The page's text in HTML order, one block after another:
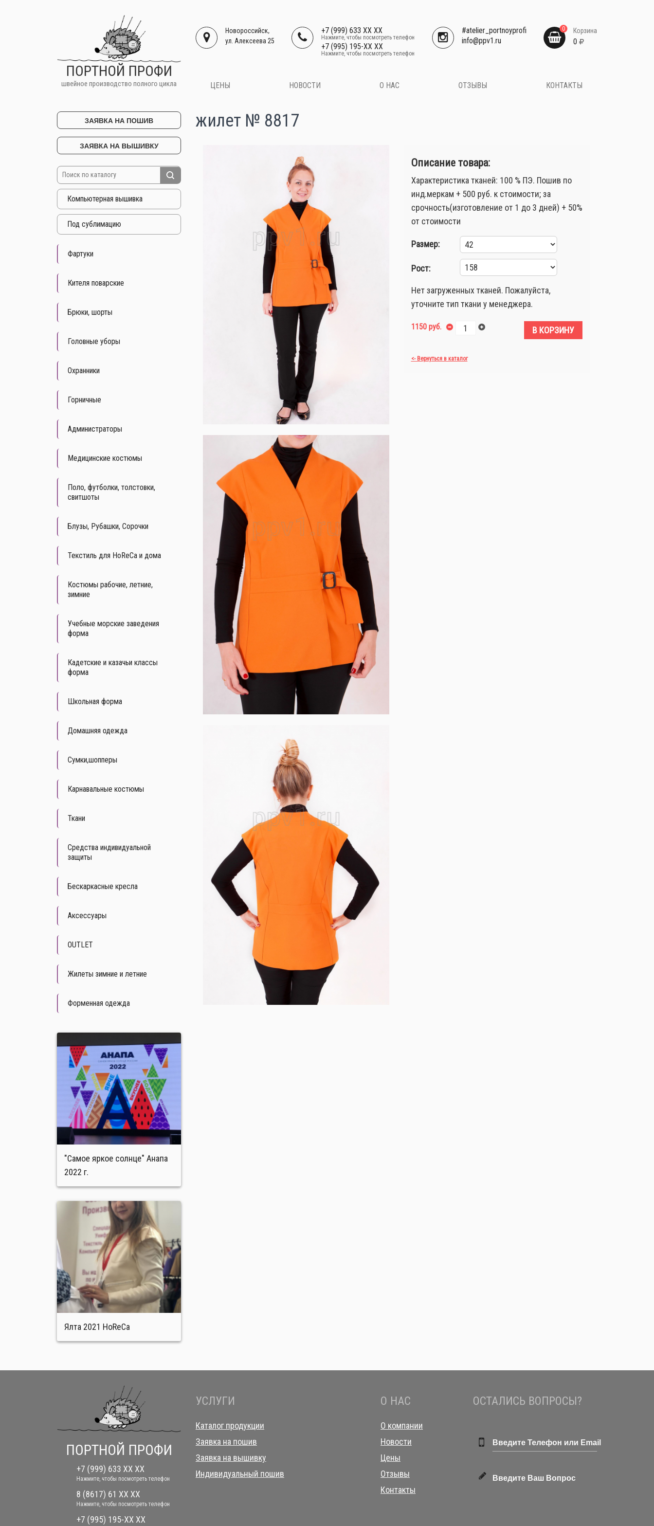
ПОРТНОЙ ПРОФИ
швейное производство полного цикла
Новороссийск,
ул. Алексеева 25
+7 (999) 633 XX XX
Нажмите, чтобы посмотреть телефон
+7 (995) 195-XX XX
Нажмите, чтобы посмотреть телефон
#atelier_portnoyprofi
​info@ppv1.ru
0 Корзина
0
ЦЕНЫ НОВОСТИ О НАС ОТЗЫВЫ КОНТАКТЫ
ЗАЯВКА НА ПОШИВ
ЗАЯВКА НА ВЫШИВКУ
Компьютерная вышивка
Под cублимацию
Фартуки
Кителя поварские
Брюки, шорты
Головные уборы
Охранники
Горничные
Администраторы
Медицинские костюмы
Поло, футболки, толстовки,
свитшоты
Блузы, Рубашки, Сорочки
Текстиль для HoReCa и дома
Костюмы рабочие, летние,
зимние
Учебные морские заведения
форма
Кадетские и казачьи классы
форма
Школьная форма
Домашняя одежда
Сумки,шопперы
Карнавальные костюмы
Ткани
Средства индивидуальной
защиты
Бескаркасные кресла
Аксессуары
OUTLET
Жилеты зимние и летние
Форменная одежда
"Самое яркое солнце" Анапа
2022 г.
Ялта 2021 HoReCa
жилет № 8817
Описание товара:
Характеристика тканей: 100 % ПЭ. Пошив по
инд.меркам + 500 руб. к стоимости; за
срочность(изготовление от 1 до 3 дней) + 50%
от стоимости
Размер:
Рост:
Нет загруженных тканей. Пожалуйста,
уточните тип ткани у менеджера.
1150 руб. В КОРЗИНУ
<- Вернуться в каталог
ПОРТНОЙ ПРОФИ
+7 (999) 633 XX XX
Нажмите, чтобы посмотреть телефон
8 (8617) 61 XX XX
Нажмите, чтобы посмотреть телефон
+7 (995) 195-XX XX
УСЛУГИ
Каталог продукции
Заявка на пошив
Заявка на вышивку
Индивидуальный пошив
О НАС
О компании
Новости
Цены
Отзывы
Контакты
ОСТАЛИСЬ ВОПРОСЫ?
Введите Телефон или Email
Введите Ваш Вопрос